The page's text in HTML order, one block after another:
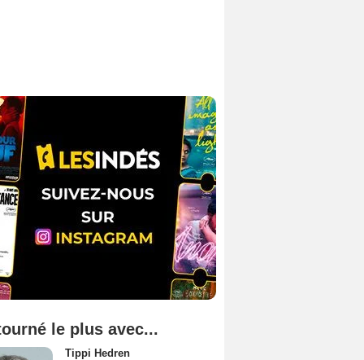
le plus avec...
Tippi Hedren